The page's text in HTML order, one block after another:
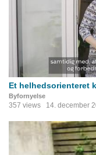
Et helhedsorienteret
Byfornyelse
357 views 14. december